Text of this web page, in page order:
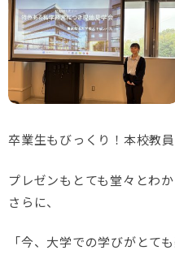
卒業生もびっくり！本校教
プレゼンもとても堂々とわ
さらに、
「今、大学での学びがとて